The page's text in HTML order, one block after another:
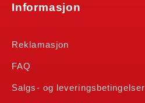
Informasjon
Reklamasjon
FAQ
Salgs- og leveringsbetingelser